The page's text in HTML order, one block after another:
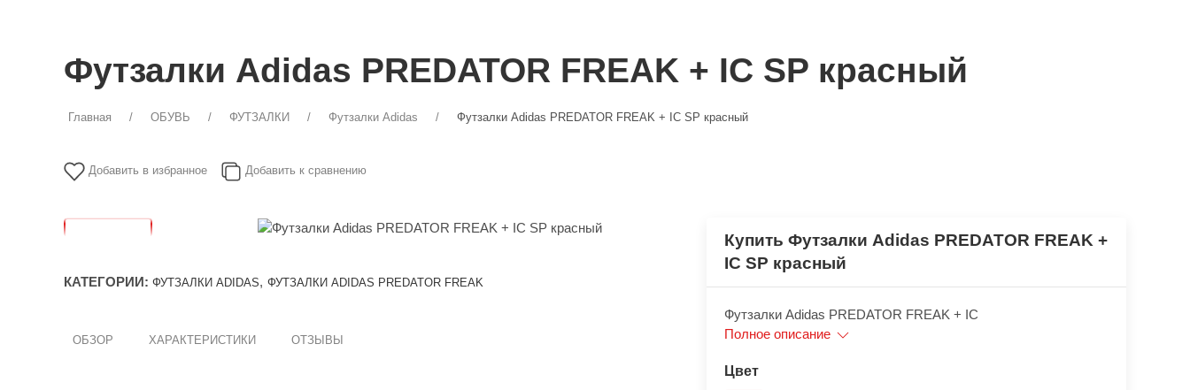
Футзалки Adidas PREDATOR FREAK + IC SP красный
Главная ОБУВЬ ФУТЗАЛКИ Футзалки Adidas Футзалки Adidas PREDATOR FREAK + IC SP красный
Добавить в избранное Добавить к сравнению
КАТЕГОРИИ: ФУТЗАЛКИ ADIDAS, ФУТЗАЛКИ ADIDAS PREDATOR FREAK
ОБЗОР ХАРАКТЕРИСТИКИ ОТЗЫВЫ
Купить Футзалки Adidas PREDATOR FREAK +
IC SP красный
Футзалки Adidas PREDATOR FREAK + IC
Полное описание
Цвет